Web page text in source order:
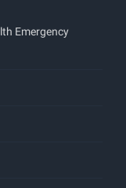
Emergency